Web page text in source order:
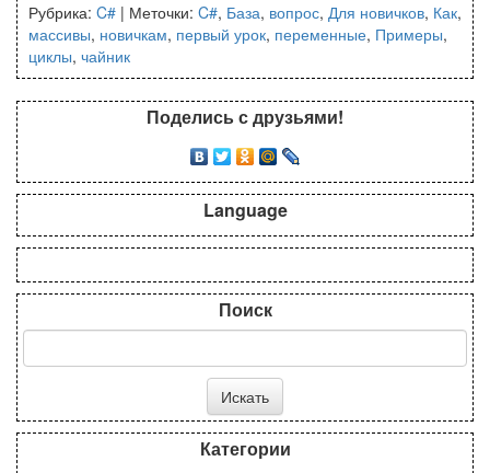
Рубрика: C# | Меточки: C#, База, вопрос, Для новичков, Как,
массивы, новичкам, первый урок, переменные, Примеры,
циклы, чайник
Поделись с друзьями!
Language
Поиск
Категории